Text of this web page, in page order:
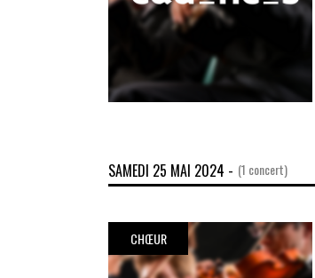
SAMEDI 25 MAI 2024 - (1 concert)
CHŒUR